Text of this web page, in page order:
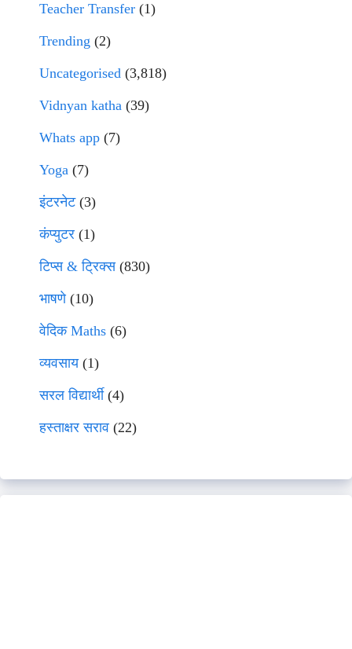
Teacher Transfer (1)
Trending (2)
Uncategorised (3,818)
Vidnyan katha (39)
Whats app (7)
Yoga (7)
इंटरनेट(3)
कंप्युटर (1)
टिप्स & ट्रिक्स(830)
भाषणे(10)
वेदिक Maths (6)
व्यवसाय(1)
सरल विद्यार्थी(4)
हस्ताक्षर सराव (22)